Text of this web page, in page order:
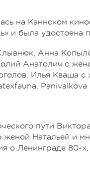
на Каннском
и была удостоена
Анна
Анатолич с
Илья Кваша
Panivalkova
пути
Натальей и
о Ленинграде 80-